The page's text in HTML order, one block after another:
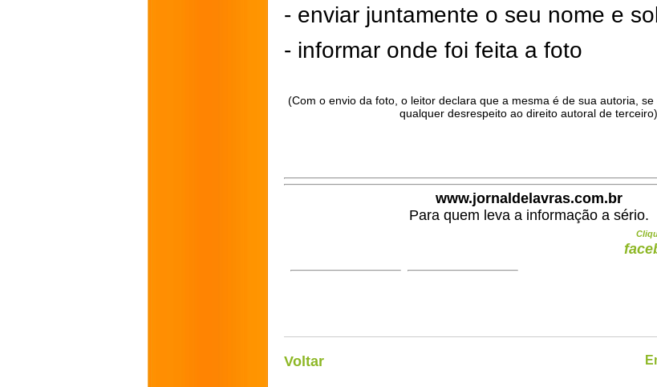
- enviar juntamente o seu nome e
- informar onde foi feita a foto
(Com o envio da foto, o leitor declara que a mesma é de sua autoria,
qualquer desrespeito ao direito autoral de terceiro)
www.jornaldelavras.com.br
Para quem leva a informação a sério.
Voltar